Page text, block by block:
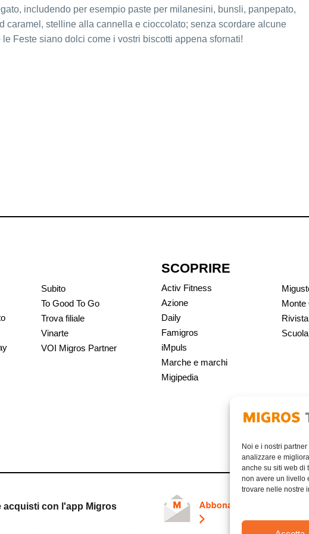
Noi e i nostri
analizzare e
anche su siti web di
non avere un livello
trovare nelle nostre
includendo per esempio paste per milanesini, bunsli, panpepato,
caramel, stelline alla cannella e cioccolato; senza scordare alcune
Feste siano dolci come i vostri biscotti appena sfornati!
Subito
To Good To Go
Trova filiale
Vinarte
VOI Migros Partner
SCOPRIRE
Activ Fitness
Azione
Daily
Famigros
iMpuls
Marche e marchi
Migipedia
Monte
acquisti con l'app Migros